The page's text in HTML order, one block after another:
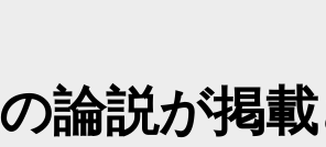
論説が掲